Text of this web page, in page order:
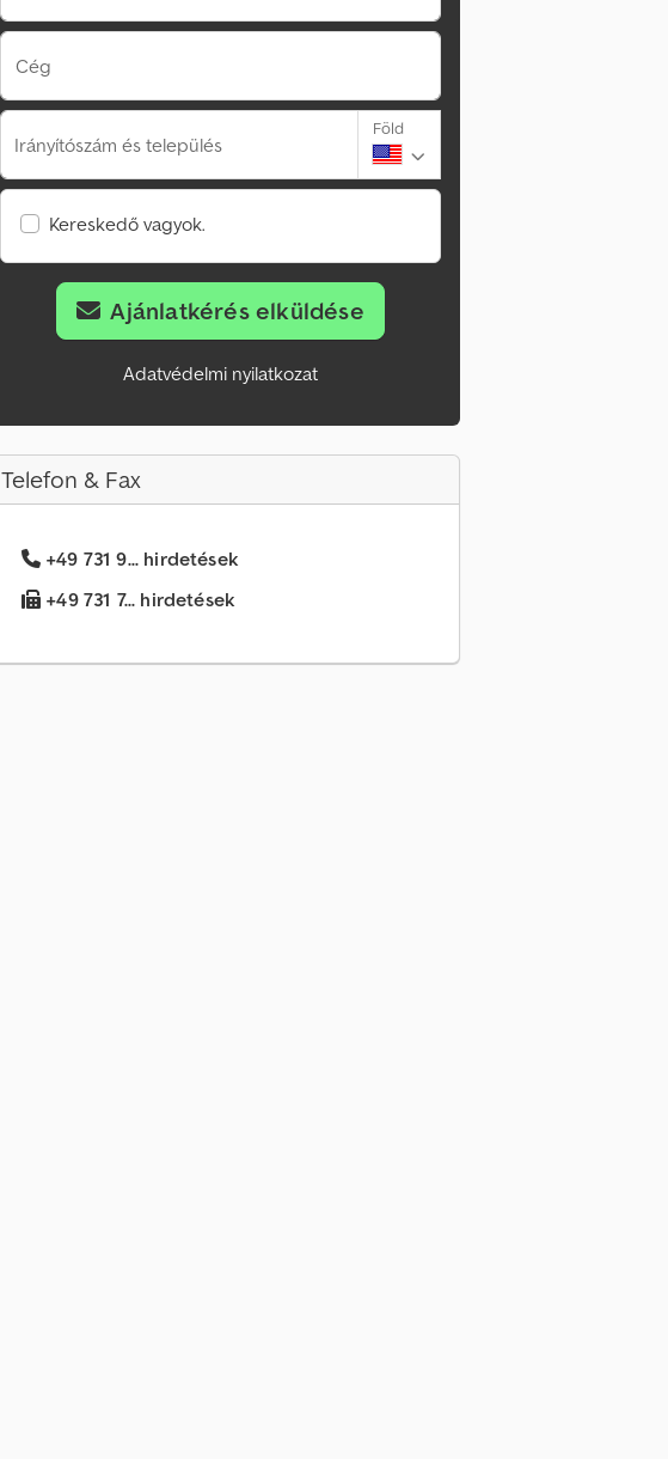
Cég
Irányítószám és település
Föld
Kereskedő vagyok.
Ajánlatkérés elküldése
Adatvédelmi nyilatkozat
Telefon & Fax
+49 731 9... hirdetések
+49 731 7... hirdetések